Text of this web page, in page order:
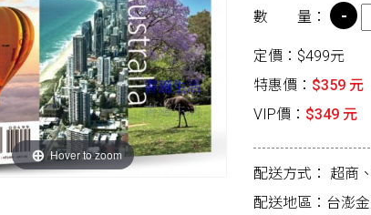
Hover to zoom
數 量：
定價：$499元
特惠價： $359 元
VIP價： $349 元
配送方式： 超商
配送地區：台澎